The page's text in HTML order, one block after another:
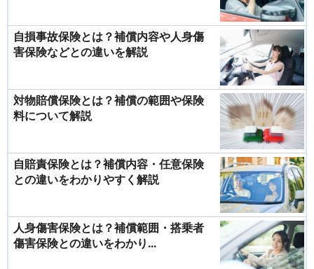
自損事故保険とは？補償内容や人身傷
害保険などとの違いを解説
対物賠償保険とは？補償の範囲や保険
料について解説
自賠責保険とは？補償内容・任意保険
との違いをわかりやすく解説
人身傷害保険とは？補償範囲・搭乗者
傷害保険との違いをわかり...